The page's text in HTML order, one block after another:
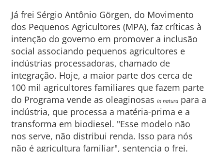
Já frei Sérgio Antônio Görgen, do Movimento
dos Pequenos Agricultores (MPA), faz críticas à
intenção do governo em promover a inclusão
social associando pequenos agricultores e
indústrias processadoras, chamado de
integração. Hoje, a maior parte dos cerca de
100 mil agricultores familiares que fazem parte
do Programa vende as oleaginosas in naturapara a
indústria, que processa a matéria-prima e a
transforma em biodiesel. "Esse modelo não
nos serve, não distribui renda. Isso para nós
não é agricultura familiar", sentencia o frei.